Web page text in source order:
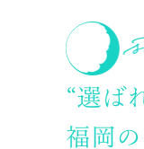
“選ば
福岡